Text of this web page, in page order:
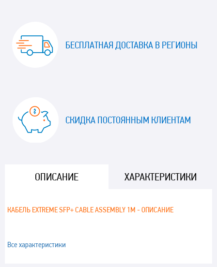
БЕСПЛАТНАЯ ДОСТАВКА В РЕГИОНЫ
СКИДКА ПОСТОЯННЫМ КЛИЕНТАМ
ОПИСАНИЕ ХАРАКТЕРИСТИКИ
КАБЕЛЬ EXTREME SFP+ CABLE ASSEMBLY 1M - ОПИСАНИЕ
Все характеристики